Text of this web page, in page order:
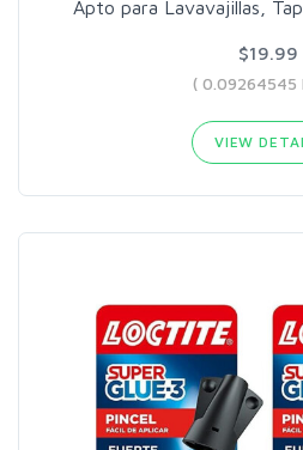
Apto para Lavavajillas,
$19.99
( 0.09264545
VIEW